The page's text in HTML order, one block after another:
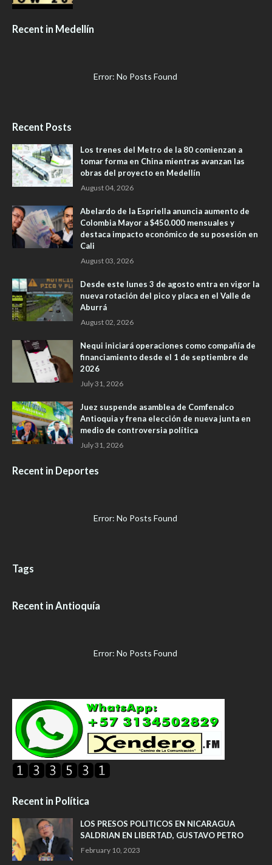
Recent in Medellín
Error: No Posts Found
Recent Posts
Los trenes del Metro de la 80 comienzan a
tomar forma en China mientras avanzan las
obras del proyecto en Medellín
August 04, 2026
Abelardo de la Espriella anuncia aumento de
Colombia Mayor a $450.000 mensuales y
destaca impacto económico de su posesión en
Cali
August 03, 2026
Desde este lunes 3 de agosto entra en vigor la
nueva rotación del pico y placa en el Valle de
Aburrá
August 02, 2026
Nequi iniciará operaciones como compañía de
financiamiento desde el 1 de septiembre de
2026
July 31, 2026
Juez suspende asamblea de Comfenalco
Antioquia y frena elección de nueva junta en
medio de controversia política
July 31, 2026
Recent in Deportes
Error: No Posts Found
Tags
Recent in Antioquía
Error: No Posts Found
Recent in Política
LOS PRESOS POLITICOS EN NICARAGUA
SALDRIAN EN LIBERTAD, GUSTAVO PETRO
February 10, 2023